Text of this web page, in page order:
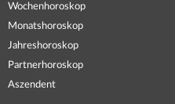
Wochenhoroskop
Monatshoroskop
Jahreshoroskop
Partnerhoroskop
Aszendent